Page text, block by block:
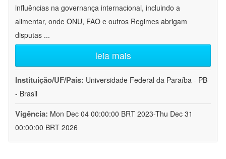
influências na governança internacional, incluindo a
alimentar, onde ONU, FAO e outros Regimes abrigam
disputas ...
leia mais
Instituição/UF/País: Universidade Federal da Paraíba - PB
- Brasil
Vigência: Mon Dec 04 00:00:00 BRT 2023-Thu Dec 31
00:00:00 BRT 2026